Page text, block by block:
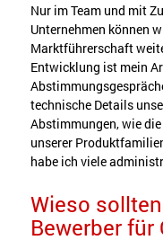
Nur im Team und mit
Unternehmen können
Marktführerschaft
Entwicklung ist mein
technische Details
Abstimmungen, wie
unserer
habe ich viele
Wieso
Bewerber für